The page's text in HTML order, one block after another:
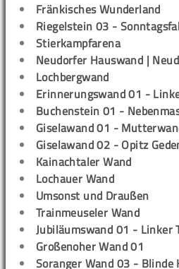
Fränkisches Wunderland
Riegelstein 03 -
Stierkampfarena
Neudorfer Hauswand |
Lochbergwand
Erinnerungswand 01 -
Buchenstein 01 -
Giselawand 01 -
Giselawand 02 - Opitz
Kainachtaler Wand
Lochauer Wand
Umsonst und Draußen
Trainmeuseler Wand
Jubiläumswand 01 - Linker
Großenoher Wand 01
Soranger Wand 03 - Blinde